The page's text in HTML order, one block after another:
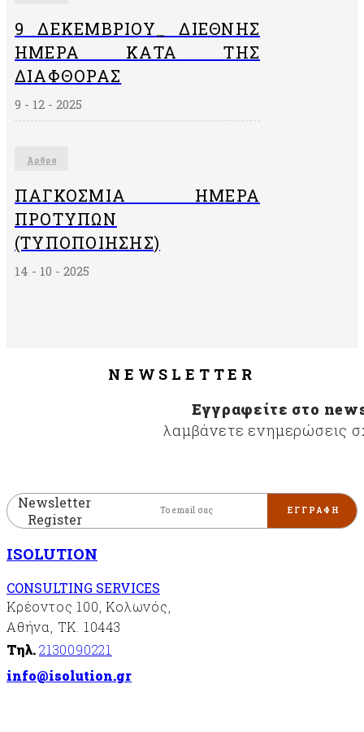
9 ΔΕΚΕΜΒΡΙΟΥ_ ΔΙΕΘΝΗΣ
ΗΜΕΡΑ ΚΑΤΑ ΤΗΣ
ΔΙΑΦΘΟΡΑΣ
9 - 12 - 2025
Άρθρα
ΠΑΓΚΌΣΜΙΑ ΗΜΈΡΑ
ΠΡΟΤΎΠΩΝ
(ΤΥΠΟΠΟΊΗΣΗΣ)
14 - 10 - 2025
NEWSLETTER
Εγγραφείτε στο
λαμβάνετε ενημερώσεις
Newsletter
Register
ISOLUTION
CONSULTING SERVICES
Κρέοντος 100, Κολωνός,
Αθήνα, ΤΚ. 10443
Τηλ.2130090221
info@isolution.gr